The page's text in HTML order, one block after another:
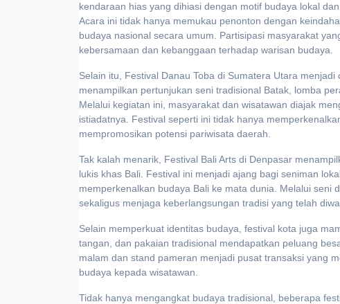
kendaraan hias yang dihiasi dengan motif budaya lokal
Acara ini tidak hanya memukau penonton dengan
budaya nasional secara umum. Partisipasi masyarakat
kebersamaan dan kebanggaan terhadap warisan budaya.
Selain itu, Festival Danau Toba di Sumatera Utara
menampilkan pertunjukan seni tradisional Batak, lomba
Melalui kegiatan ini, masyarakat dan wisatawan diajak
istiadatnya. Festival seperti ini tidak hanya
mempromosikan potensi pariwisata daerah.
Tak kalah menarik, Festival Bali Arts di Denpasar
lukis khas Bali. Festival ini menjadi ajang bagi seniman
memperkenalkan budaya Bali ke mata dunia. Melalui seni
sekaligus menjaga keberlangsungan tradisi yang telah
Selain memperkuat identitas budaya, festival kota juga
tangan, dan pakaian tradisional mendapatkan peluang
malam dan stand pameran menjadi pusat transaksi yang
budaya kepada wisatawan.
Tidak hanya mengangkat budaya tradisional, beberapa